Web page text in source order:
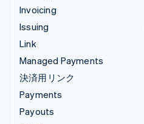
Invoicing
Issuing
Link
Managed Payments
決済用リンク
Payments
Payouts